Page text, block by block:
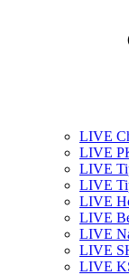
LIVE
LIVE
LIVE
LIVE
LIVE
LIVE
LIVE
LIVE
LIVE